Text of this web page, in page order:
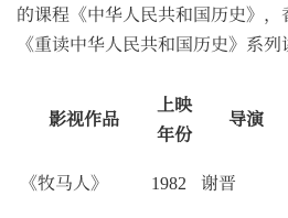
的课程《中华人民共和国历史》
《重读中华人民共和国历史》系列
影视作品
上映
年份
导演
《牧马人》 1982 谢晋